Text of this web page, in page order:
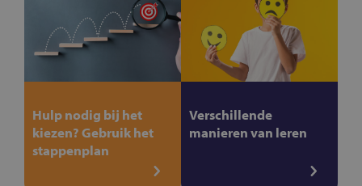
Hulp nodig bij het
kiezen? Gebruik het
stappenplan
Verschillende
manieren van leren